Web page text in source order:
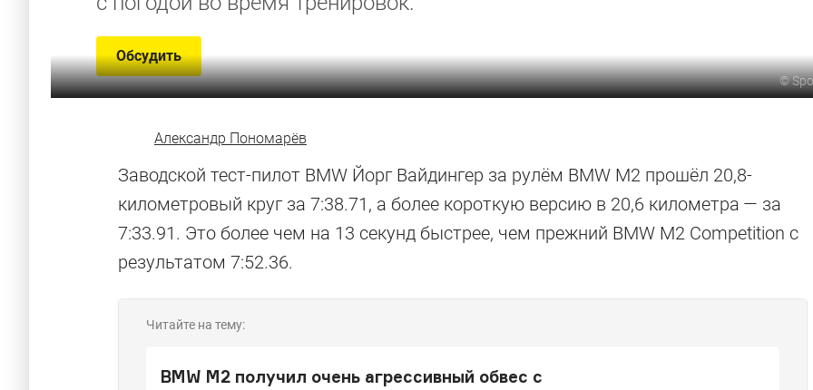
Обсудить
©
Александр Пономарёв
Заводской тест-пилот BMW Йорг Вайдингер за рулём BMW M2 прошёл 20,8-
километровый круг за 7:38.71, а более короткую версию в 20,6 километра — за
7:33.91. Это более чем на 13 секунд быстрее, чем прежний BMW M2 Competition с
результатом 7:52.36.
Читайте на тему:
BMW M2 получил очень агрессивный обвес с